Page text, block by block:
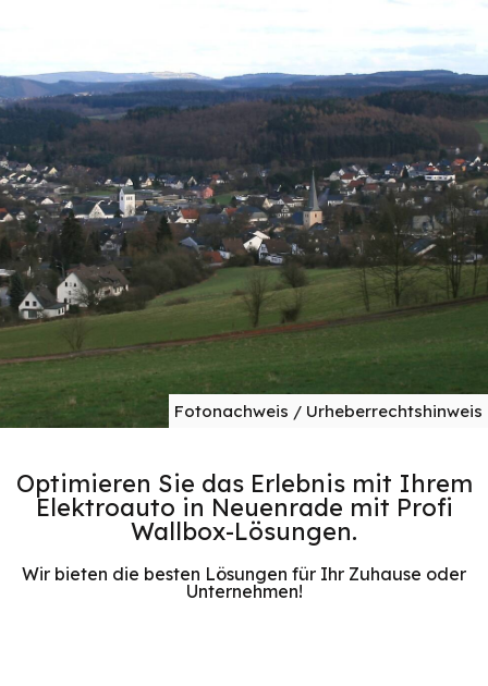
Fotonachweis / Urheberrechtshinweis
Optimieren Sie das Erlebnis mit Ihrem
Elektroauto in Neuenrade mit Profi
Wallbox-Lösungen.
Wir bieten die besten Lösungen für Ihr Zuhause oder
Unternehmen!